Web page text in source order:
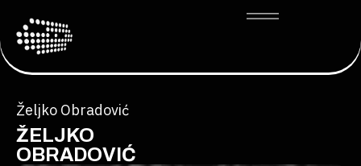
Željko Obradović
ŽELJKO
OBRADOVIĆ